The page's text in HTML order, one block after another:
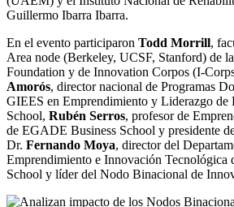
Guillermo Ibarra Ibarra.
En el evento participaron Todd Morrill,
Area node (Berkeley, UCSF, Stanford) de
Foundation y de Innovation Corpos (I-
Amorós, director nacional de Programas
GIEES en Emprendimiento y Liderazgo
School, Rubén Serros, profesor de
de EGADE Business School y presidente
Dr. Fernando Moya, director del
Emprendimiento e Innovación Tecnológica
School y líder del Nodo Binacional de